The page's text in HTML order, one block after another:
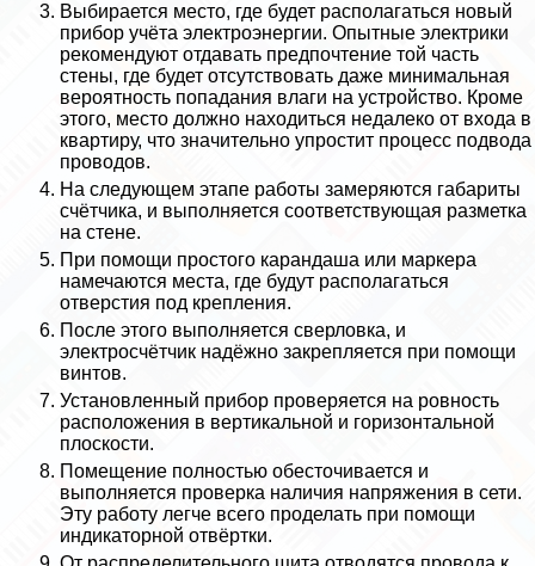
Выбирается место, где будет располагаться новый
прибор учёта электроэнергии. Опытные электрики
рекомендуют отдавать предпочтение той часть
стены, где будет отсутствовать даже минимальная
вероятность попадания влаги на устройство. Кроме
этого, место должно находиться недалеко от входа в
квартиру, что значительно упростит процесс подвода
проводов.
На следующем этапе работы замеряются габариты
счётчика, и выполняется соответствующая разметка
на стене.
При помощи простого карандаша или маркера
намечаются места, где будут располагаться
отверстия под крепления.
После этого выполняется сверловка, и
электросчётчик надёжно закрепляется при помощи
винтов.
Установленный прибор проверяется на ровность
расположения в вертикальной и горизонтальной
плоскости.
Помещение полностью обесточивается и
выполняется проверка наличия напряжения в сети.
Эту работу легче всего проделать при помощи
индикаторной отвёртки.